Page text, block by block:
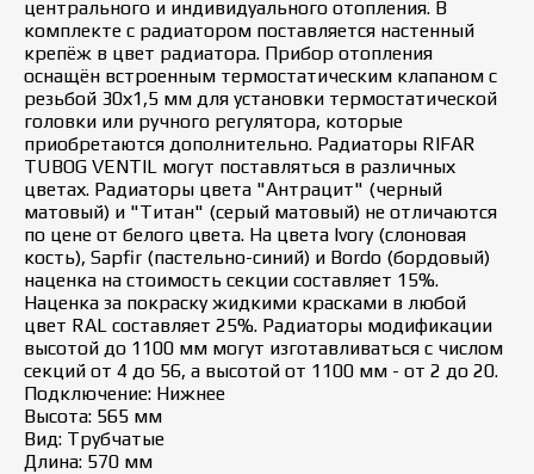
центрального и индивидуального отопления. В
комплекте с радиатором поставляется настенный
крепёж в цвет радиатора. Прибор отопления
оснащён встроенным термостатическим клапаном с
резьбой 30х1,5 мм для установки термостатической
головки или ручного регулятора, которые
приобретаются дополнительно. Радиаторы RIFAR
TUBOG VENTIL могут поставляться в различных
цветах. Радиаторы цвета "Антрацит" (черный
матовый) и "Титан" (серый матовый) не отличаются
по цене от белого цвета. На цвета Ivory (слоновая
кость), Sapfir (пастельно-синий) и Bordo (бордовый)
наценка на стоимость секции составляет 15%.
Наценка за покраску жидкими красками в любой
цвет RAL составляет 25%. Радиаторы модификации
высотой до 1100 мм могут изготавливаться с числом
секций от 4 до 56, а высотой от 1100 мм - от 2 до 20.
Подключение: Нижнее
Высота: 565 мм
Вид: Трубчатые
Длина: 570 мм